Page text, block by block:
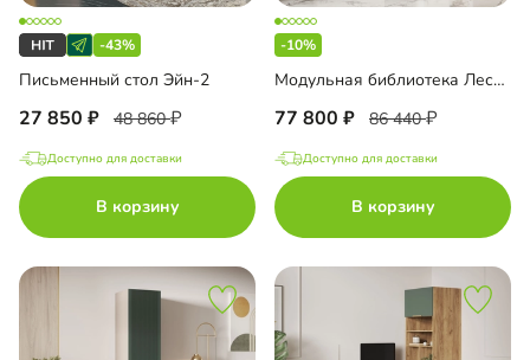
-43%
Письменный стол Эйн-2
27 850 48 860
Доступно для доставки
В корзину
-10%
Модульная библиотека Лестер-7
77 800 86 440
Доступно для доставки
В корзину